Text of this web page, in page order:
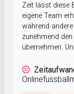
Zeit lässt diese
eigene Team
während
zunehmend
übernehmen.